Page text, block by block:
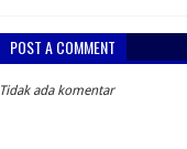
POST A COMMENT
Tidak ada komentar